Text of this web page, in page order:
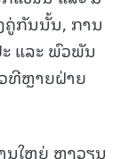
ຄູ່ກັນນັ້ນ, ການ
ແລະ ພົວພັນ
ວທີຫຼາຍຝ່າຍ
ນໃຫຍ່ ຫງວຽນ